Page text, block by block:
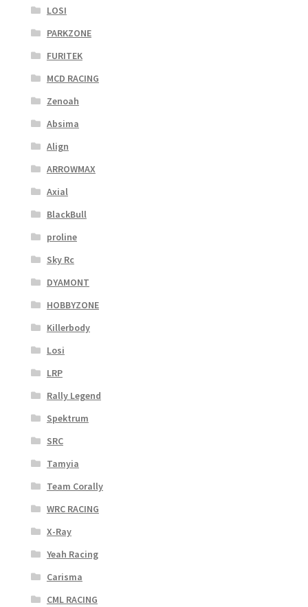
LOSI
PARKZONE
FURITEK
MCD RACING
Zenoah
Absima
Align
ARROWMAX
Axial
BlackBull
proline
Sky Rc
DYAMONT
HOBBYZONE
Killerbody
Losi
LRP
Rally Legend
Spektrum
SRC
Tamyia
Team Corally
WRC RACING
X-Ray
Yeah Racing
Carisma
CML RACING